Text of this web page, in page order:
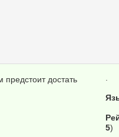
5)
достать